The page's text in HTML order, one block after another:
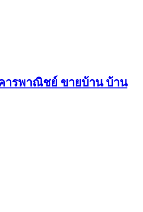
ารพาณิชย์ ขายบ้าน บ้าน